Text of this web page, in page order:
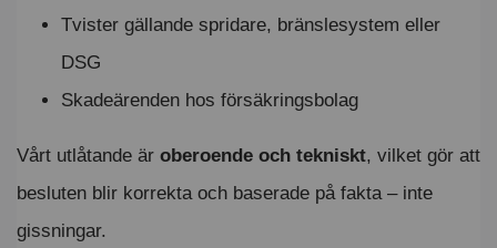
Tvister gällande spridare, bränslesystem eller
DSG
Skadeärenden hos försäkringsbolag
Vårt utlåtande är oberoende och tekniskt, vilket gör att
besluten blir korrekta och baserade på fakta – inte
gissningar.